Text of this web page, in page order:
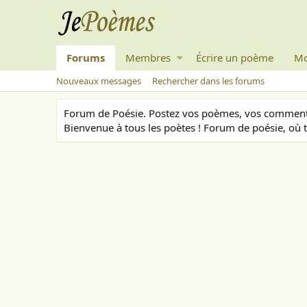
Forums Membres Écrire un poème
Nouveaux messages Rechercher dans les forums
Forum de Poésie. Postez vos poèmes, vos
Bienvenue à tous les poètes ! Forum de poésie,